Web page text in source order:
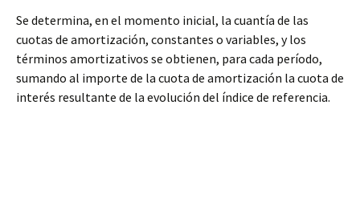
Se determina, en el momento inicial, la cuantía de las
cuotas de amortización, constantes o variables, y los
términos amortizativos se obtienen, para cada período,
sumando al importe de la cuota de amortización la cuota de
interés resultante de la evolución del índice de referencia.